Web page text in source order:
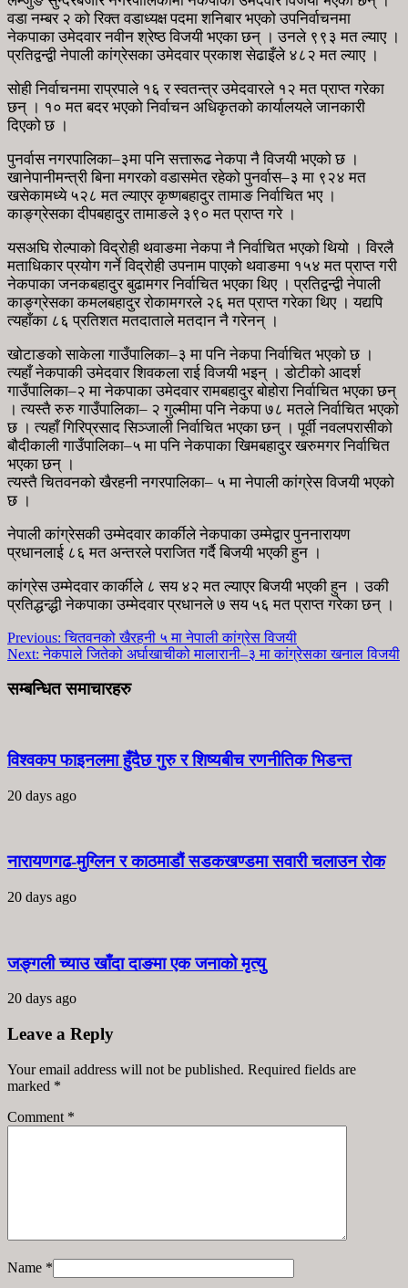
वडा नम्बर २ को रिक्त वडाध्यक्ष पदमा शनिबार भएको उपनिर्वाचनमा
नेकपाका उमेदवार नवीन श्रेष्ठ विजयी भएका छन् । उनले ९९३ मत ल्याए ।
प्रतिद्वन्द्वी नेपाली कांग्रेसका उमेदवार प्रकाश सेढाइँले ४८२ मत ल्याए ।
सोही निर्वाचनमा राप्रपाले १६ र स्वतन्त्र उमेदवारले १२ मत प्राप्त गरेका
छन् । १० मत बदर भएको निर्वाचन अधिकृतको कार्यालयले जानकारी
दिएको छ ।
पुनर्वास नगरपालिका–३मा पनि सत्तारूढ नेकपा नै विजयी भएको छ ।
खानेपानीमन्त्री बिना मगरको वडासमेत रहेको पुनर्वास–३ मा ९२४ मत
खसेकामध्ये ५२८ मत ल्याएर कृष्णबहादुर तामाङ निर्वाचित भए ।
काङ्ग्रेसका दीपबहादुर तामाङले ३९० मत प्राप्त गरे ।
यसअघि रोल्पाको विद्रोही थवाङमा नेकपा नै निर्वाचित भएको थियो । विरलै
मताधिकार प्रयोग गर्ने विद्रोही उपनाम पाएको थवाङमा १५४ मत प्राप्त गरी
नेकपाका जनकबहादुर बुढामगर निर्वाचित भएका थिए । प्रतिद्वन्द्वी नेपाली
काङ्ग्रेसका कमलबहादुर रोकामगरले २६ मत प्राप्त गरेका थिए । यद्यपि
त्यहाँका ८६ प्रतिशत मतदाताले मतदान नै गरेनन् ।
खोटाङको साकेला गाउँपालिका–३ मा पनि नेकपा निर्वाचित भएको छ ।
त्यहाँ नेकपाकी उमेदवार शिवकला राई विजयी भइन् । डोटीको आदर्श
गाउँपालिका–२ मा नेकपाका उमेदवार रामबहादुर बोहोरा निर्वाचित भएका छन्
। त्यस्तै रुरु गाउँपालिका– २ गुल्मीमा पनि नेकपा ७८ मतले निर्वाचित भएको
छ । त्यहाँ गिरिप्रसाद सिञ्जाली निर्वाचित भएका छन् । पूर्वी नवलपरासीको
बौदीकाली गाउँपालिका–५ मा पनि नेकपाका खिमबहादुर खरुमगर निर्वाचित
भएका छन् ।
त्यस्तै चितवनको खैरहनी नगरपालिका– ५ मा नेपाली कांग्रेस विजयी भएको
छ ।
नेपाली कांग्रेसकी उम्मेदवार कार्कीले नेकपाका उम्मेद्वार पुननारायण
प्रधानलाई ८६ मत अन्तरले पराजित गर्दै बिजयी भएकी हुन ।
कांग्रेस उम्मेदवार कार्कीले ८ सय ४२ मत ल्याएर बिजयी भएकी हुन । उकी
प्रतिद्धन्द्धी नेकपाका उम्मेदवार प्रधानले ७ सय ५६ मत प्राप्त गरेका छन् ।
Previous: चितवनको खैरहनी ५ मा नेपाली कांग्रेस विजयी
Next: नेकपाले जितेको अर्घाखाचीको मालारानी–३ मा कांग्रेसका खनाल विजयी
सम्बन्धित समाचारहरु
विश्वकप फाइनलमा हुँदैछ गुरु र शिष्यबीच रणनीतिक भिडन्त
20 days ago
नारायणगढ-मुग्लिन र काठमाडौं सडकखण्डमा सवारी चलाउन रोक
20 days ago
जङ्गली च्याउ खाँदा दाङमा एक जनाको मृत्यु
20 days ago
Leave a Reply
Your email address will not be published. Required fields are
marked *
Comment *
Name *